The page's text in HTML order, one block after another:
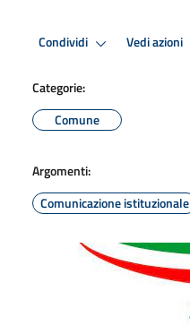
Condividi Vedi azioni
Categorie:
Comune
Argomenti:
Comunicazione istituzionale